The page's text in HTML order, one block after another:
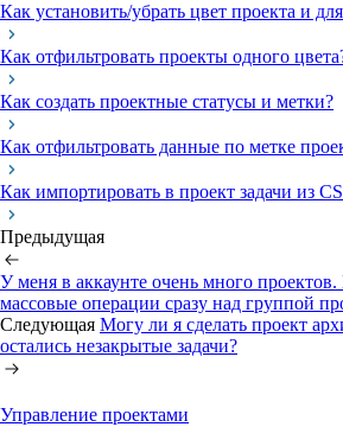
Как установить/убрать цвет проекта и
Как отфильтровать проекты одного
Как создать проектные статусы и метки?
Как отфильтровать данные по метке
Как импортировать в проект задачи из
Предыдущая
У меня в аккаунте очень много
массовые операции сразу над группой
Следующая Могу ли я сделать проект
остались незакрытые задачи?
Управление проектами